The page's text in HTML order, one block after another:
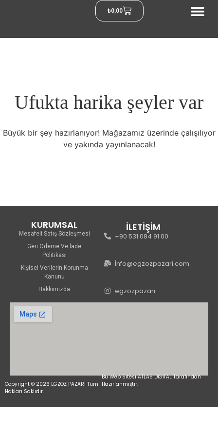
₺0,00
Ufukta harika şeyler var
Büyük bir şey hazırlanıyor! Mağazamız üzerinde çalışılıyor
ve yakında yayınlanacak!
KURUMSAL
Mesafeli Satış Sözleşmesi
Geri Ödeme Ve İade
Politikası
Kişisel Verilerin Korunma
Kanunu
Hakkımızda
İLETİŞİM
+90 531 084 91 00
İnfo@egzozpazari.com
egzozpazari
Copyright © 2026 EGZOZ PAZARI Tüm
Hakları Saklıdır.
Bu Web Sitesi ATLAS DİGİTAL Tarafından
Hazırlanmıştır.